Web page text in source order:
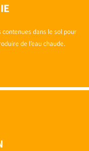
dans le sol pour
de l’eau chaude.